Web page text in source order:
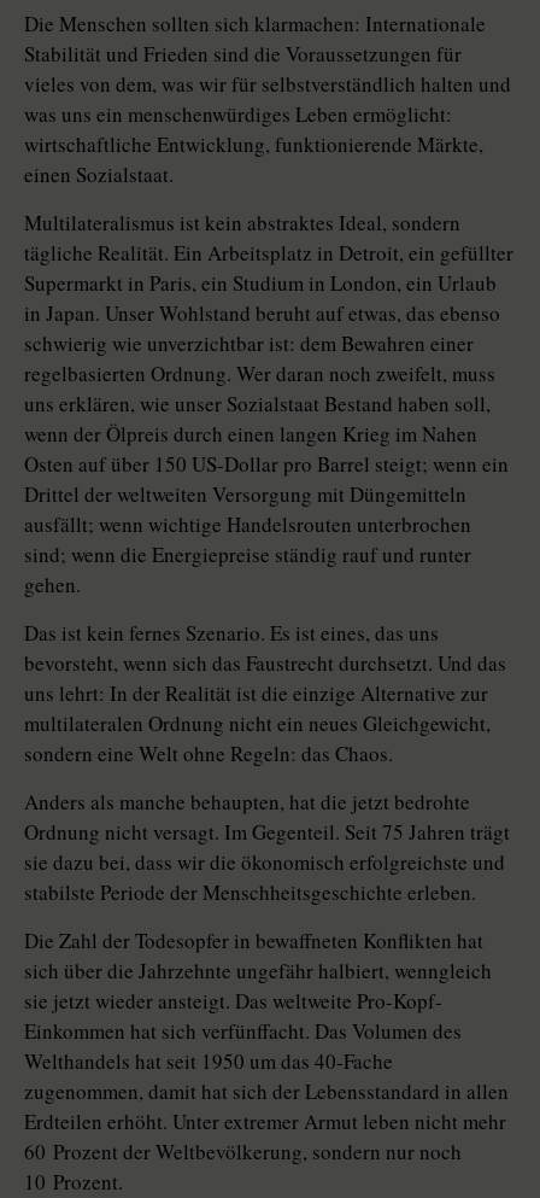
Die Menschen sollten sich klarmachen: Internationale
Stabilität und Frieden sind die Voraussetzungen für
vieles von dem, was wir für selbstverständlich halten und
was uns ein menschenwürdiges Leben ermöglicht:
wirtschaftliche Entwicklung, funktionierende Märkte,
einen So­zial­staat.
Multilateralismus ist kein abstraktes Ideal, sondern
tägliche Realität. Ein Arbeitsplatz in Detroit, ein gefüllter
Supermarkt in Paris, ein Stu­dium in London, ein Urlaub
in Japan. Unser Wohlstand beruht auf etwas, das ebenso
schwierig wie unverzichtbar ist: dem Bewahren einer
regelbasierten Ordnung. Wer daran noch zweifelt, muss
uns erklären, wie unser Sozialstaat Bestand haben soll,
wenn der Ölpreis durch einen langen Krieg im Nahen
Osten auf über 150 US-Dollar pro Barrel steigt; wenn ein
Drittel der weltweiten Versorgung mit Düngemitteln
ausfällt; wenn wichtige Handelsrouten unterbrochen
sind; wenn die Energiepreise ständig rauf und runter
gehen.
Das ist kein fernes Szenario. Es ist eines, das uns
bevorsteht, wenn sich das Faustrecht durchsetzt. Und das
uns lehrt: In der Realität ist die einzige Alternative zur
multilateralen Ordnung nicht ein neues Gleichgewicht,
sondern eine Welt ohne Regeln: das Chaos.
Anders als manche behaupten, hat die jetzt bedrohte
Ordnung nicht versagt. Im Gegenteil. Seit 75 Jahren trägt
sie dazu bei, dass wir die ökonomisch erfolgreichste und
stabilste Periode der Menschheitsgeschichte erleben.
Die Zahl der Todesopfer in bewaffneten Konflikten hat
sich über die Jahrzehnte ungefähr halbiert, wenngleich
sie jetzt wieder ansteigt. Das weltweite Pro-Kopf-
Einkommen hat sich verfünffacht. Das Volumen des
Welthandels hat seit 1950 um das 40-Fache
zugenommen, damit hat sich der Lebensstandard in allen
Erdteilen erhöht. Unter extremer Armut leben nicht mehr
60 Prozent der Weltbevölkerung, sondern nur noch
10 Prozent.